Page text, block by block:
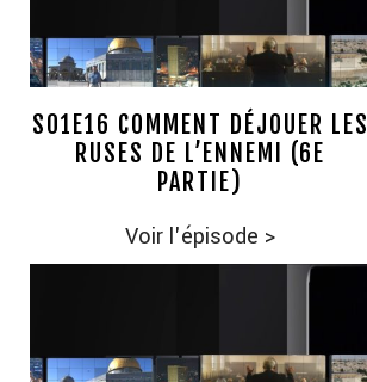
S01E16 COMMENT DÉJOUER LES
RUSES DE L’ENNEMI (6E
PARTIE)
Voir l'épisode >